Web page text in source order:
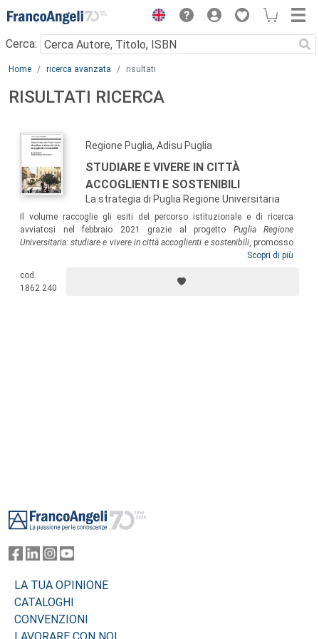
Menu
Cerca:
Main content
Home ricerca avanzata risultati
RISULTATI RICERCA
Regione Puglia, Adisu Puglia
STUDIARE E VIVERE IN CITTÀ
ACCOGLIENTI E SOSTENIBILI
La strategia di Puglia Regione Universitaria
Il volume raccoglie gli esiti del percorso istituzionale e di ricerca
avviatosi nel febbraio 2021 grazie al progetto Puglia Regione
Universitaria: studiare e vivere in città accoglienti e sostenibili, promosso
dalla Regione Puglia e dall’Adisu Puglia, sotto il coordinamento
dimensioni, riconoscendone il merito di aver dato vita a una rete
territoriale per l’interscambio delle conoscenze e allo sviluppo di
Scopri di più
cod.
1862.240
LA TUA OPINIONE
CATALOGHI
CONVENZIONI